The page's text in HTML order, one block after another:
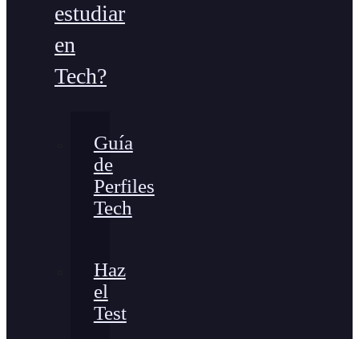
estudiar
en
Tech?
Guía
de
Perfiles
Tech
Haz
el
Test